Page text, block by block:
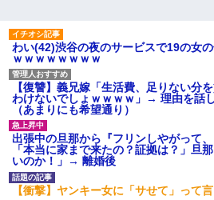
は出てけ！二度と来るな！」結
果・・・
私「初めて飲む味だけどなん
のお茶？」彼「ちっ！」私「」
【GIF】JSのカンチョーワロ
タ
後続車にクラクションを鳴ら
され彼氏が逆切れ。「何クラク
ション鳴らしてんだ！降りてこ
いよ！」と怒鳴りだし...
【衝撃】報酬100万円超の治験
募集がこちらｗｗｗｗｗ(※画像
あり)
わい(42)渋谷の夜のサービスで19の女
ｗｗｗｗｗｗｗｗ
【復讐】義兄嫁「生活費、足りない分
わけないでしょｗｗｗｗ」→ 理由を話
（あまりにも希望通り）
出張中の旦那から『フリンしやがって
「本当に家まで来たの？証拠は？」旦
いのか！」→ 離婚後
【衝撃】ヤンキー女に「サせて」って